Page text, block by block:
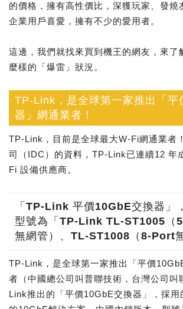
的價格，擁有高性價比，深獲玩家、發燒
企業用戶喜愛，擁有不少的愛用者。
這邊，我們就找來買到機王的網友，來了
麼樣的「爆雷」狀況。
TP-Link，是全球第一家推出「平
器」網通業者！
TP-Link，目前是全球最大W-Fi網通業者
司（IDC）的資料，TP-Link已連續12 年
Fi 設備供應商。
「TP-Link 平價10GbE交換器」
型號為「TP-Link TL-ST1005（
無網管）、TL-ST1008（8-Port
TP-Link，是全球第一家推出「平價
者（中國總公司叫普聯技術，台灣公司叫
Link推出的「平價10GbE交換器」，採